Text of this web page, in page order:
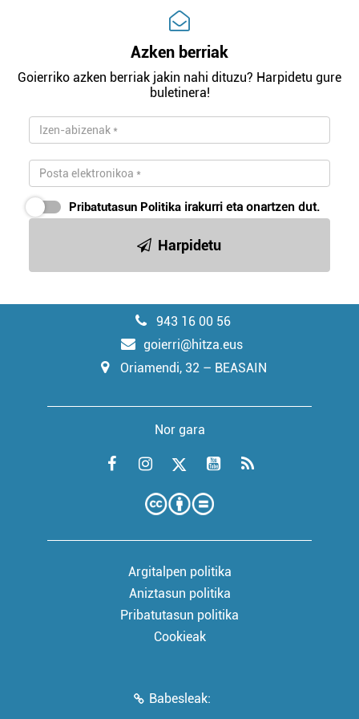
Azken berriak
Goierriko azken berriak jakin nahi dituzu? Harpidetu gure
buletinera!
Pribatutasun Politika irakurri eta onartzen dut.
Harpidetu
943 16 00 56
goierri@hitza.eus
Oriamendi, 32 – BEASAIN
Nor gara
Argitalpen politika
Aniztasun politika
Pribatutasun politika
Cookieak
Babesleak: